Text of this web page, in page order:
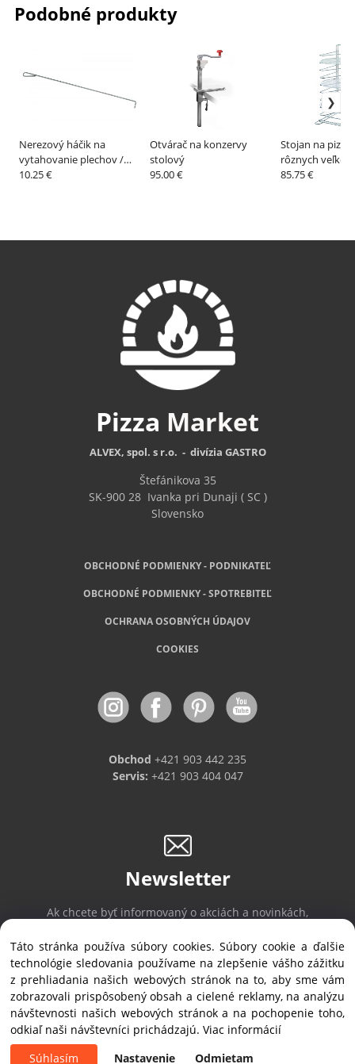
Podobné produkty
Nerezový háčik na
vytahovanie plechov /
praskanie pizza bublín –
10.25 €
Otvárač na konzervy
stolový
95.00 €
Stojan na pizza
rôznych
GI.METAL
85.75 €
Pizza Market
ALVEX, spol. s r.o. - divízia GASTRO
Štefánikova 35
SK-900 28Ivanka pri Dunaji ( SC )
Slovensko
OBCHODNÉ PODMIENKY - PODNIKATEĽ
OBCHODNÉ PODMIENKY - SPOTREBITEĽ
OCHRANA OSOBNÝCH ÚDAJOV
COOKIES
Obchod +421 903 442 235
Servis: +421 903 404 047
Newsletter
Ak chcete byť informovaný o akciách a novinkách,
Prihlásiť sa/ Odhlásiť sa
Copyright © 2019 ALVEX, spol.s r.o., All rights reserved | Štefánikova 35, SK-900
28 Ivanka pri Dunaji
Táto stránka používa súbory cookies. Súbory cookie a ďalšie
technológie sledovania používame na zlepšenie vášho zážitku
z prehliadania našich webových stránok na to, aby sme vám
zobrazovali prispôsobený obsah a cielené reklamy, na analýzu
návštevnosti našich webových stránok a na pochopenie toho,
odkiaľ naši návštevníci prichádzajú. Viac informácií
Súhlasím
Nastavenie Odmietam